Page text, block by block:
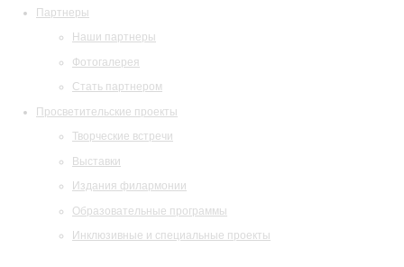
Партнеры
Наши партнеры
Фотогалерея
Стать партнером
Просветительские проекты
Творческие встречи
Выставки
Издания филармонии
Образовательные программы
Инклюзивные и специальные проекты